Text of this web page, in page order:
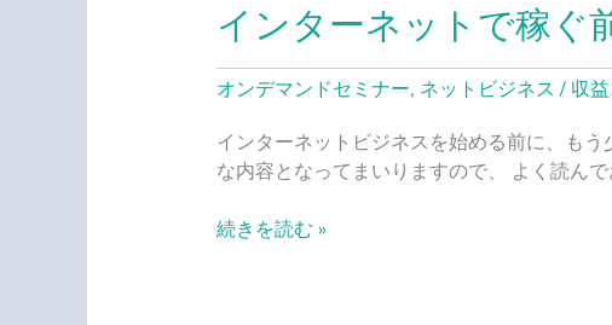
インターネットで稼ぐ
オンデマンドセミナー, ネットビジネス / 収
インターネットビジネスを始める前に、も
な内容となってまいりますので、 よく読ん
イ
ン
タ
ー
ネ
ッ
ト
で
続きを読む »